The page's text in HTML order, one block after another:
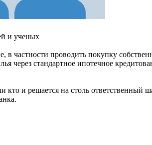
и ученых
частности проводить покупку
через стандартное ипотечное
и решается на столь ответственный